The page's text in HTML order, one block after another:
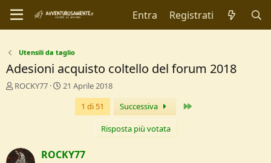
Entra Registrati
Utensili da taglio
Adesioni acquisto coltello del forum 2018
C
r
ROCKY77
D
I
21 Aprile 2018
1 di 51
Successiva
Risposta più votata
ROCKY77